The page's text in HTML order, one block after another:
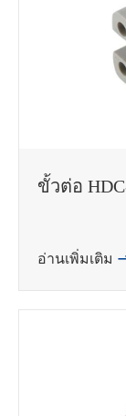
ขั้วต่อ
อ่านเพิ่มเติม